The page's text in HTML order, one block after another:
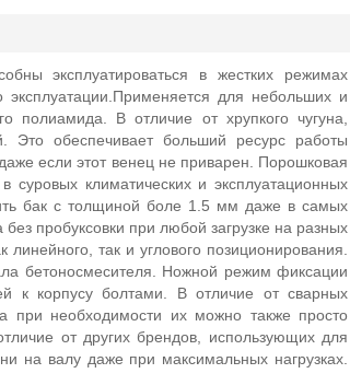
эксплуатироваться в жестких режимах
для небольших и
полиамида. В отличие от хрупкого чугуна,
Это обеспечивает больший ресурс работы
если этот венец не приварен. Порошковая
климатических и эксплуатационных
бак с толщиной боле 1.5 мм даже в самых
пробуксовки при любой загрузке на разных
так и углового позиционирования.
бетоносмесителя. Ножной режим фиксации
к корпусу болтами. В отличие от сварных
при необходимости их можно также просто
от других брендов, использующих для
на валу даже при максимальных нагрузках.